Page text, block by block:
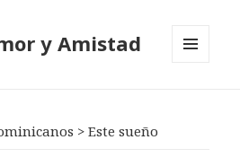
y Amistad
>Este sueño